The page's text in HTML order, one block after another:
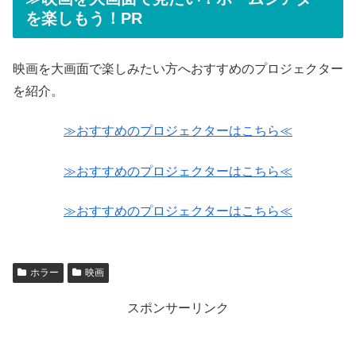
を楽しもう！PR
映画を大画面で楽しみたい方へおすすめのプロジェクター
を紹介。
≫おすすめのプロジェクターはこちら≪
≫おすすめのプロジェクターはこちら≪
≫おすすめのプロジェクターはこちら≪
ホラー 映画
スポンサーリンク